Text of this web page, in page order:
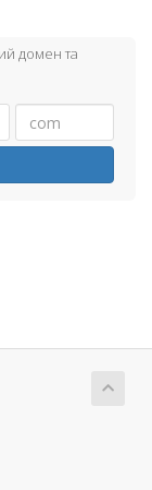
домен та